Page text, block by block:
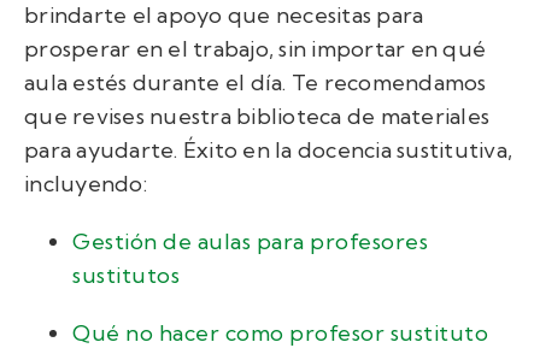
brindarte el apoyo que necesitas para
prosperar en el trabajo, sin importar en qué
aula estés durante el día. Te recomendamos
que revises nuestra biblioteca de materiales
para ayudarte. Éxito en la docencia sustitutiva,
incluyendo:
Gestión de aulas para profesores
sustitutos
Qué no hacer como profesor sustituto